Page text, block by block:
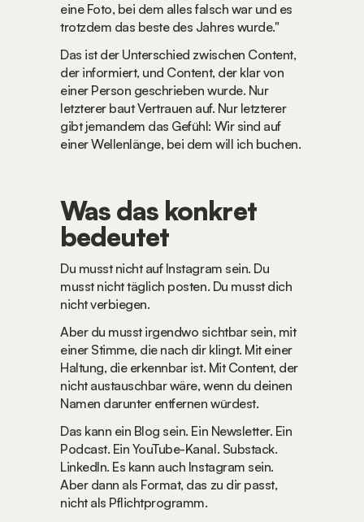
eine Foto, bei dem alles falsch war und es
trotzdem das beste des Jahres wurde."
Das ist der Unterschied zwischen Content,
der informiert, und Content, der klar von
einer Person geschrieben wurde. Nur
letzterer baut Vertrauen auf. Nur letzterer
gibt jemandem das Gefühl: Wir sind auf
einer Wellenlänge, bei dem will ich buchen.
Was das konkret
bedeutet
Du musst nicht auf Instagram sein. Du
musst nicht täglich posten. Du musst dich
nicht verbiegen.
Aber du musst irgendwo sichtbar sein, mit
einer Stimme, die nach dir klingt. Mit einer
Haltung, die erkennbar ist. Mit Content, der
nicht austauschbar wäre, wenn du deinen
Namen darunter entfernen würdest.
Das kann ein Blog sein. Ein Newsletter. Ein
Podcast. Ein YouTube-Kanal. Substack.
LinkedIn. Es kann auch Instagram sein.
Aber dann als Format, das zu dir passt,
nicht als Pflichtprogramm.